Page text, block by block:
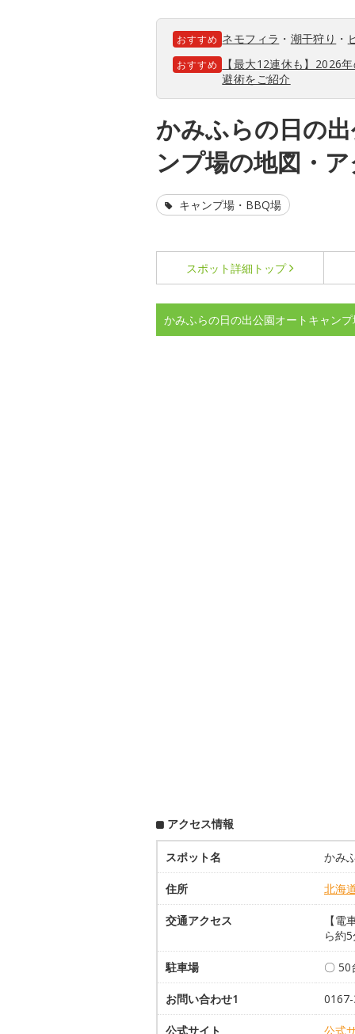
おすすめ ネモフィラ ・ 潮干狩り ・
おすすめ
【最大12連休も】2026
避術をご紹介
かみふらの日の
ンプ場の地図・
キャンプ場・BBQ場
スポット詳細 トップ
かみふらの日の出公園オートキャン
アクセス情報
スポット名 かみ
住所 北海
交通アクセス
【電
ら約
駐車場 〇 50
お問い合わせ1
公式サイト 公式